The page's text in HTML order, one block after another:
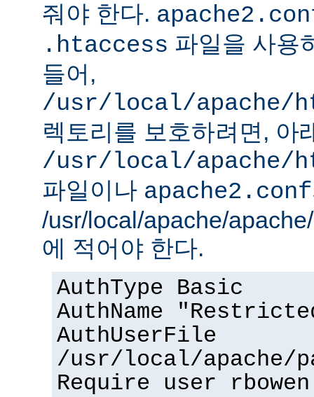
줘야 한다.
.htaccess 파일을 사용
들어,
/usr/local/apache/
렉토리를 보호하려면, 아
/usr/local/apache/
파일이나 apache2.conf
/usr/local/apache/
에 적어야 한다.
AuthType Basic
AuthName
AuthUserFile
/usr/local/apache/
Require user rbowen